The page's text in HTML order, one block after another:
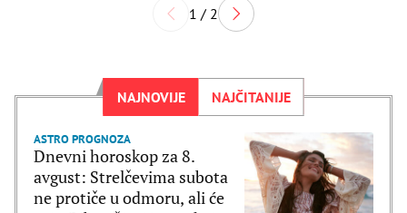
1 / 2
NAJNOVIJE NAJČITANIJE
ASTRO PROGNOZA
Dnevni horoskop za 8.
avgust: Strelčevima subota
ne protiče u odmoru, ali će